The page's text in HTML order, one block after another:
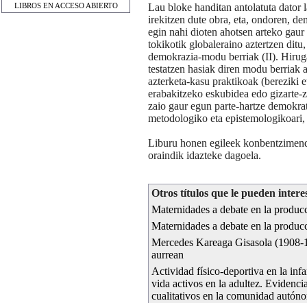
LIBROS EN ACCESO ABIERTO
Lau bloke handitan antolatuta
irekitzen dute obra, eta, ondoren,
egin nahi dioten ahotsen arteko
tokikotik globaleraino aztertzen
demokrazia-modu berriak (II).
testatzen hasiak diren modu
azterketa-kasu praktikoak (bereziki
erabakitzeko eskubidea edo
zaio gaur egun parte-hartze
metodologiko eta
Liburu honen egileek
oraindik idazteke dagoela.
Otros títulos que le pueden
Maternidades a debate en la
Maternidades a debate en la
Mercedes Kareaga Gisasola
aurrean
Actividad físico-deportiva en la
vida activos en la adultez.
cualitativos en la comunidad